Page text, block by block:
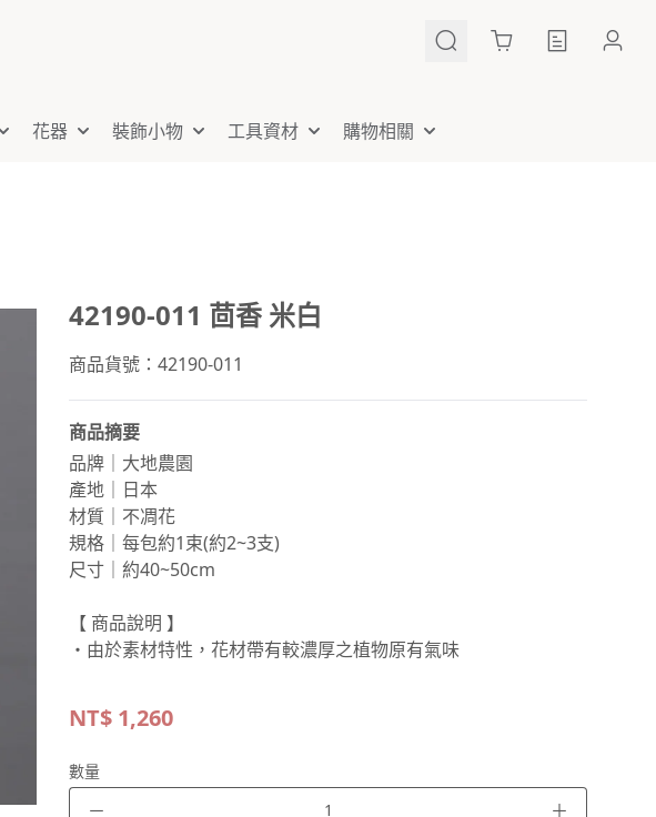
Cart
花器 裝飾小物 工具資材 購物相關
42190-011 茴香 米白
商品貨號：42190-011
商品摘要
品牌｜大地農園
產地｜日本
材質｜不凋花
規格｜每包約1束(約2~3支)
尺寸｜約40~50cm
【 商品說明 】
・由於素材特性，花材帶有較濃厚之植物原有氣味
NT$ 1,260
數量
－ ＋